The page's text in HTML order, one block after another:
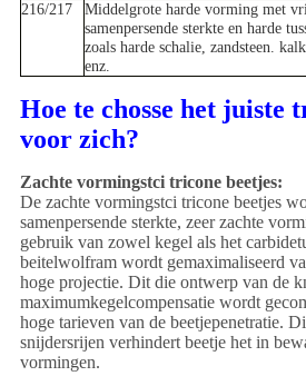
216/217
Middelgrote harde vorming met
samenpersende sterkte en harde
zoals harde schalie, zandsteen.
enz.
Hoe te chosse het juiste
voor zich?
Zachte vormingstci tricone beetjes:
De zachte vormingstci tricone beetjes
samenpersende sterkte, zeer zachte
gebruik van zowel kegel als het
beitelwolfram wordt gemaximaliseerd
hoge projectie. Dit die ontwerp van de
maximumkegelcompensatie wordt
hoge tarieven van de beetjepenetratie.
snijdersrijen verhindert beetje het in
vormingen.